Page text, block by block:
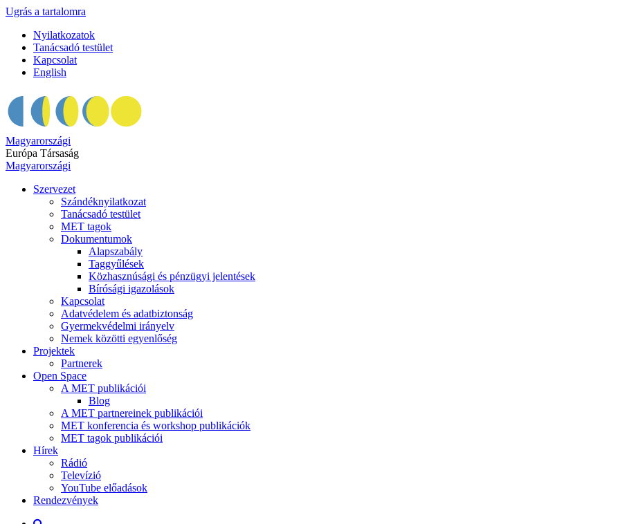
Ugrás a tartalomra
Nyilatkozatok
Tanácsadó testület
Kapcsolat
English
Magyarországi
Európa Társaság
Magyarországi
Szervezet
Szándéknyilatkozat
Tanácsadó testület
MET tagok
Dokumentumok
Alapszabály
Taggyűlések
Közhasznúsági és pénzügyi jelentések
Bírósági igazolások
Kapcsolat
Adatvédelem és adatbiztonság
Gyermekvédelmi irányelv
Nemek közötti egyenlőség
Projektek
Partnerek
Open Space
A MET publikációi
Blog
A MET partnereinek publikációi
MET konferencia és workshop publikációk
MET tagok publikációi
Hírek
Rádió
Televízió
YouTube előadások
Rendezvények